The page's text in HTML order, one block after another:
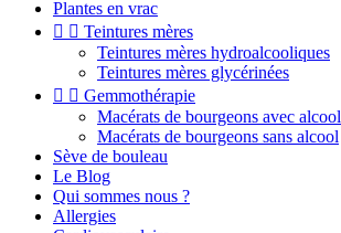
Plantes en vrac
  Teintures mères
Teintures mères hydroalcooliques
Teintures mères glycérinées
  Gemmothérapie
Macérats de bourgeons avec alcool
Macérats de bourgeons sans alcool
Sève de bouleau
Le Blog
Qui sommes nous ?
Allergies